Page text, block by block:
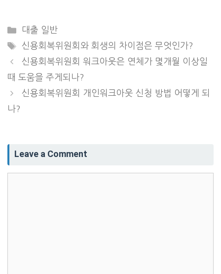
Categories
대출 일반
Tags
신용회복위원회와 회생의 차이점은 무엇인가?
신용회복위원회 워크아웃은 연체가 몇개월 이상일
때 도움을 주게되나?
신용회복위원회 개인워크아웃 신청 방법 어떻게 되
나?
Leave a Comment